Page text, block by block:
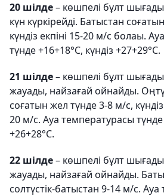
20 шілде– көшпелі бұлт
күн күркірейді. Батыстан
күндіз екпіні 15-20 м/с болаы.
түнде +16+18°С, күндіз +27+29°С.
21 шілде– көшпелі бұлт
жауады, найзағай ойнайды.
соғатын жел түнде 3-8 м/с,
20 м/с. Ауа температурасы түнде
+26+28°С.
22 шілде– көшпелі бұлт
жауады, найзағай ойнайды.
солтүстік-батыстан 9-14 м/с.